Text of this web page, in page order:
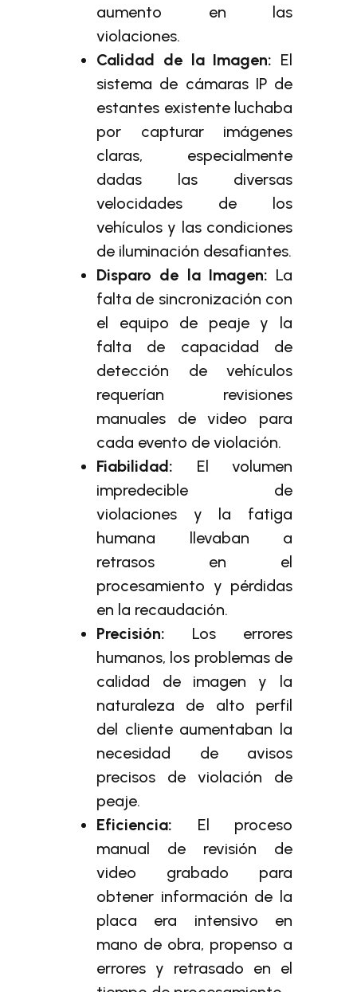
aumento en las
violaciones.
Calidad de la Imagen: El
sistema de cámaras IP de
estantes existente luchaba
por capturar imágenes
claras, especialmente
dadas las diversas
velocidades de los
vehículos y las condiciones
de iluminación desafiantes.
Disparo de la Imagen: La
falta de sincronización con
el equipo de peaje y la
falta de capacidad de
detección de vehículos
requerían revisiones
manuales de video para
cada evento de violación.
Fiabilidad: El volumen
impredecible de
violaciones y la fatiga
humana llevaban a
retrasos en el
procesamiento y pérdidas
en la recaudación.
Precisión: Los errores
humanos, los problemas de
calidad de imagen y la
naturaleza de alto perfil
del cliente aumentaban la
necesidad de avisos
precisos de violación de
peaje.
Eficiencia: El proceso
manual de revisión de
video grabado para
obtener información de la
placa era intensivo en
mano de obra, propenso a
errores y retrasado en el